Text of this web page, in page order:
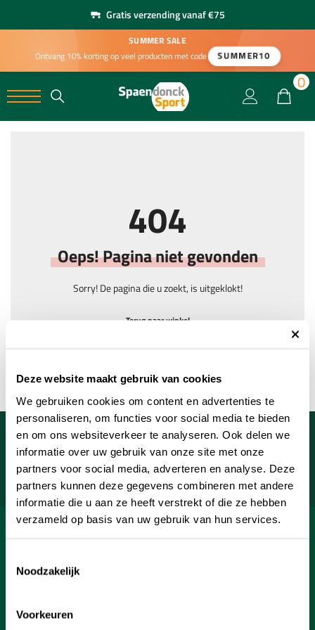
Deze website maakt gebruik van cookies
We gebruiken cookies om content en advertenties te
personaliseren, om functies voor social media te bieden
en om ons websiteverkeer te analyseren. Ook delen we
informatie over uw gebruik van onze site met onze
partners voor social media, adverteren en analyse. Deze
partners kunnen deze gegevens combineren met andere
informatie die u aan ze heeft verstrekt of die ze hebben
verzameld op basis van uw gebruik van hun services.
Noodzakelijk
Voorkeuren
Gratis verzending vanaf €75
SUMMER SALE
Ontvang 10% korting op veel producten met code
SUMMER10
00
404
Oeps! Pagina niet gevonden
Sorry! De pagina die u zoekt, is uitgeklokt!
Terug naar winkel
Meld je aan voor onze nieuwsbrief
Uw e-mailadres
Aanmelden
INFORMATIE
KLANTENSERVICE